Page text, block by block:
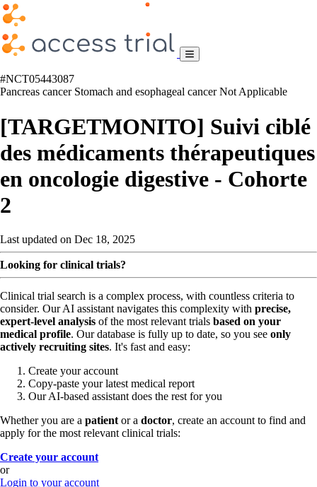
#NCT05443087
Pancreas cancer Stomach and esophageal cancerNot Applicable
[TARGETMONITO] Suivi ciblé
des médicaments thérapeutiques
en oncologie digestive - Cohorte
2
Last updated on Dec 18, 2025
Looking for clinical trials?
Clinical trial search is a complex process, with countless criteria to
consider. Our AI assistant navigates this complexity with precise,
expert-level analysis of the most relevant trials based on your
medical profile. Our database is fully up to date, so you see only
actively recruiting sites. It's fast and easy:
Create your account
Copy-paste your latest medical report
Our AI-based assistant does the rest for you
Whether you are a patient or a doctor, create an account to find and
apply for the most relevant clinical trials:
Create your account
or
Login to your account